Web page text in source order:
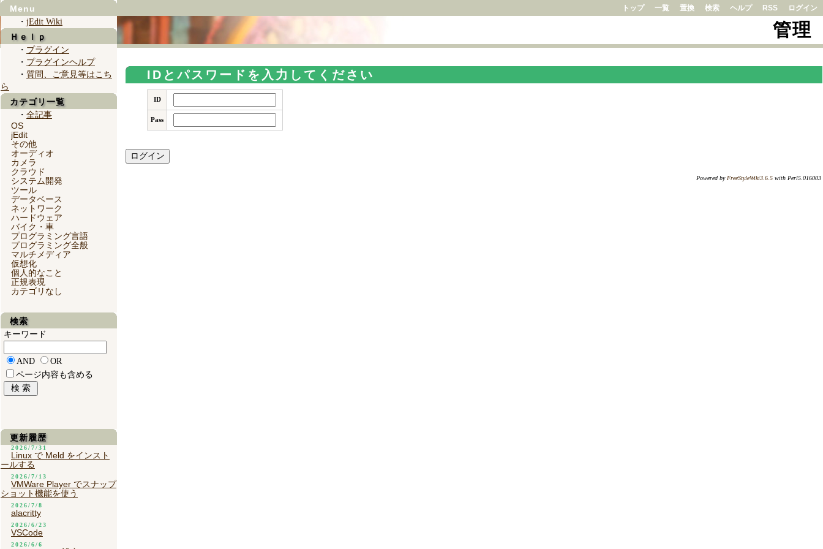
トップ 一覧 置換 検索 ヘルプ RSS ログイン
管理
IDとパスワードを入力してください
ID
Pass
Menu
・ jEdit Wiki
Ｈｅｌｐ
・ プラグイン
・ プラグインヘルプ
・ 質問、ご意見等はこち
ら
カテゴリ一覧
・ 全記事
OS
jEdit
その他
オーディオ
カメラ
クラウド
システム開発
ツール
データベース
ネットワーク
ハードウェア
バイク・車
プログラミング言語
プログラミング全般
マルチメディア
仮想化
個人的なこと
正規表現
カテゴリなし
検索
キーワード
AND
OR
ページ内容も含める
更新履歴
2026/7/31
Linux で Meld をインスト
ールする
2026/7/13
VMWare Player でスナップ
ショット機能を使う
2026/7/8
alacritty
2026/6/23
VSCode
2026/6/6
Powered by FreeStyleWiki3.6.5 with Perl5.016003